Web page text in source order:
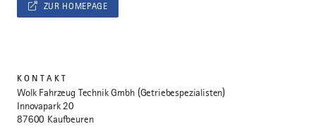
ZUR HOMEPAGE
KONTAKT
Wolk Fahrzeug Technik Gmbh (Getriebespezialisten)
Innovapark 20
87600 Kaufbeuren